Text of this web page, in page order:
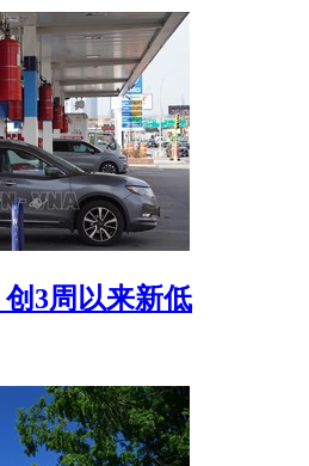
3周以来新低